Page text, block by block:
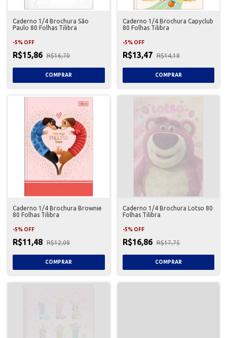
Caderno 1/4 Brochura São
Paulo 80 Folhas Tilibra
-5% OFF
R$15,86 R$16,70
Caderno 1/4 Brochura Capyclub
80 Folhas Tilibra
-5% OFF
R$13,47 R$14,18
Caderno 1/4 Brochura Brownie
80 Folhas Tilibra
-5% OFF
R$11,48 R$12,08
Caderno 1/4 Brochura Lotso 80
Folhas Tilibra
-5% OFF
R$16,86 R$17,75